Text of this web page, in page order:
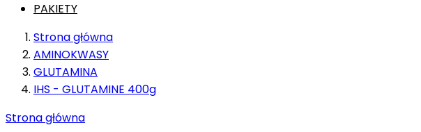
PAKIETY
Strona główna
AMINOKWASY
GLUTAMINA
IHS - GLUTAMINE 400g
Strona główna